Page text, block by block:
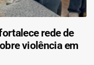
rede de
violência em